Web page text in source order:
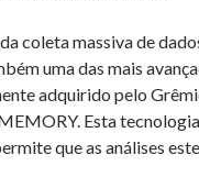
coleta massiva de
uma das mais
adquirido pelo
Esta
que as análises